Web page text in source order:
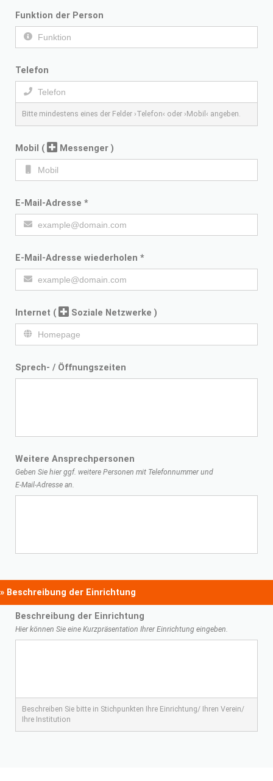
Funktion der Person
Telefon
Bitte mindestens eines der Felder ›Telefon‹ oder ›Mobil‹ angeben.
Mobil ( Messenger )
E-Mail-Adresse *
E-Mail-Adresse wiederholen *
Internet ( Soziale Netzwerke )
Sprech- / Öffnungszeiten
Weitere Ansprechpersonen
Geben Sie hier ggf. weitere Personen mit Telefonnummer und
E-Mail-Adresse an.
» Beschreibung der Einrichtung
Beschreibung der Einrichtung
Hier können Sie eine Kurzpräsentation Ihrer Einrichtung eingeben.
Beschreiben Sie bitte in Stichpunkten Ihre Einrichtung/ Ihren Verein/
Ihre Institution